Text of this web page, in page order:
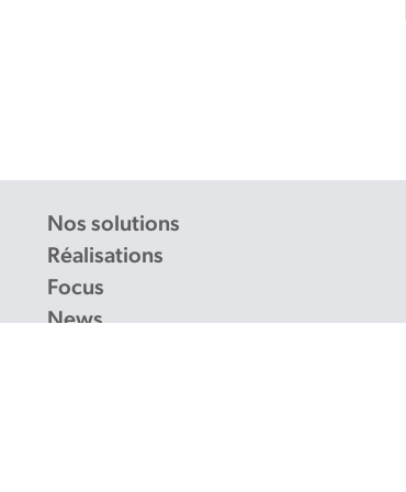
Nos solutions
Réalisations
Focus
News